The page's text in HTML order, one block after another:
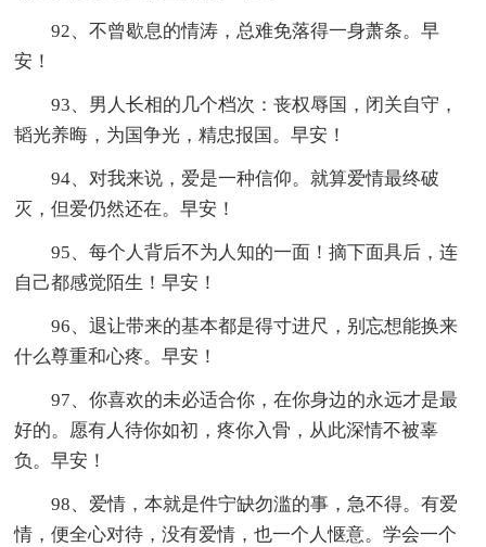
92、不曾歇息的情涛，总难免落得一身萧条。早
安！
93、男人长相的几个档次：丧权辱国，闭关自守，
韬光养晦，为国争光，精忠报国。早安！
94、对我来说，爱是一种信仰。就算爱情最终破
灭，但爱仍然还在。早安！
95、每个人背后不为人知的一面！摘下面具后，连
自己都感觉陌生！早安！
96、退让带来的基本都是得寸进尺，别忘想能换来
什么尊重和心疼。早安！
97、你喜欢的未必适合你，在你身边的永远才是最
好的。愿有人待你如初，疼你入骨，从此深情不被辜
负。早安！
98、爱情，本就是件宁缺勿滥的事，急不得。有爱
情，便全心对待，没有爱情，也一个人惬意。学会一个